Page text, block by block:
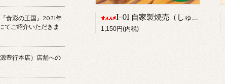
I-01 自家製焼売（しゅうまい：冷食／10個入）／手作り焼売／※冷凍または冷蔵発送のみ／※クール便代が別途かかります。
1,150円(内税)
食彩の王国』2021年
てご紹介いただきま
豊行本店）店舗への